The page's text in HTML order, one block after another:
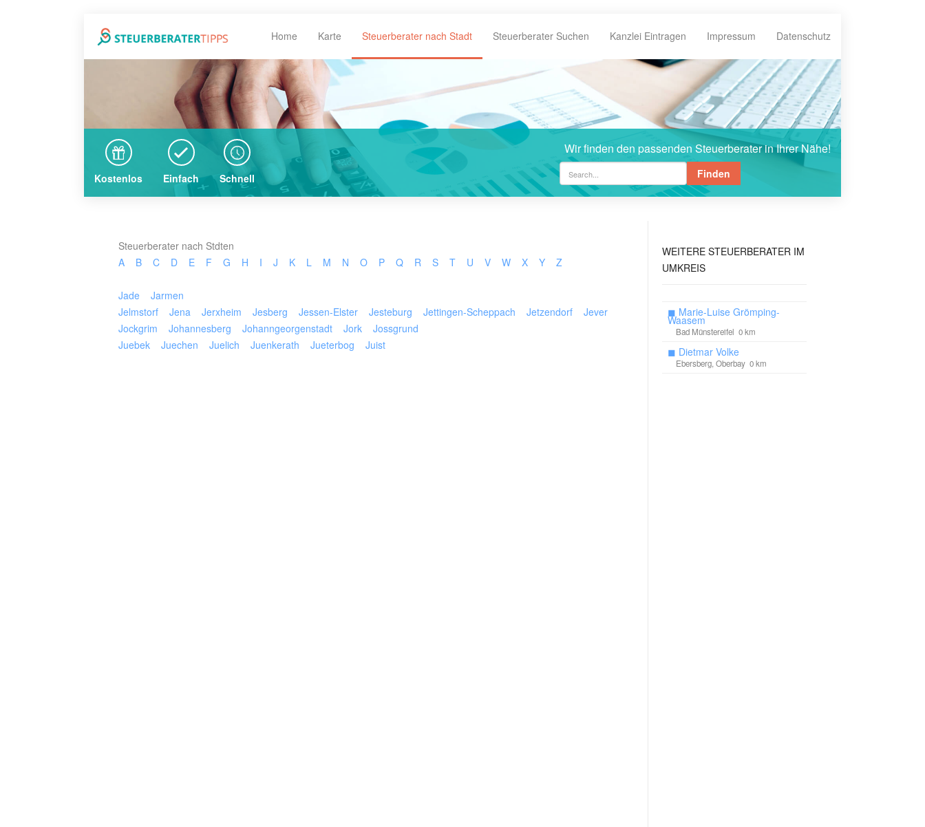
Home Karte Steuerberater nach Stadt Steuerberater Suchen Kanzlei Eintragen Impressum Datenschutz
Kostenlos Einfach Schnell
Wir finden den passenden Steuerberater in Ihrer Nähe!
Finden
Steuerberater nach Stdten
A
B C D E F G H I J K L M N O P Q R S T U V W X Y Z
Jade
Jarmen
Jelmstorf
Jena Jerxheim Jesberg Jessen-Elster Jesteburg Jettingen-Scheppach Jetzendorf
Jever
Jockgrim
Johannesberg Johanngeorgenstadt Jork
Jossgrund
Juebek
Juechen Juelich Juenkerath Jueterbog Juist
WEITERE STEUERBERATER IM
UMKREIS
◼ Marie-Luise Grömping-
Waasem
Bad Münstereifel 0 km
◼ Dietmar Volke
Ebersberg, Oberbay 0 km